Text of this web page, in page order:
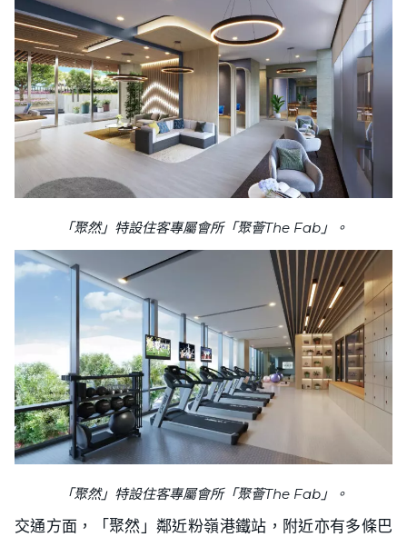
「聚然」特設住客專屬會所「聚薈The Fab」。
「聚然」特設住客專屬會所「聚薈The Fab」。
交通方面，「聚然」鄰近粉嶺港鐵站，附近亦有多條巴